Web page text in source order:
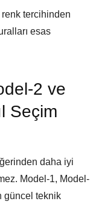
tercihinden
esas
2 ve
Seçim
daha iyi
Model-1, Model-
güncel teknik